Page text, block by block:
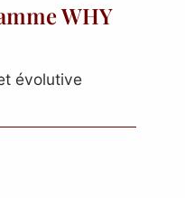
WHY
évolutive